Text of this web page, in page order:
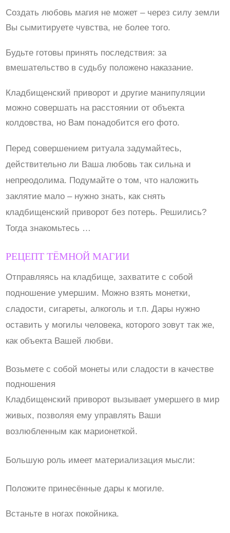
Создать любовь магия не может – через силу земли
Вы сымитируете чувства, не более того.
Будьте готовы принять последствия: за
вмешательство в судьбу положено наказание.
Кладбищенский приворот и другие манипуляции
можно совершать на расстоянии от объекта
колдовства, но Вам понадобится его фото.
Перед совершением ритуала задумайтесь,
действительно ли Ваша любовь так сильна и
непреодолима. Подумайте о том, что наложить
заклятие мало – нужно знать, как снять
кладбищенский приворот без потерь. Решились?
Тогда знакомьтесь …
РЕЦЕПТ ТЁМНОЙ МАГИИ
Отправляясь на кладбище, захватите с собой
подношение умершим. Можно взять монетки,
сладости, сигареты, алкоголь и т.п. Дары нужно
оставить у могилы человека, которого зовут так же,
как объекта Вашей любви.
Возьмете с собой монеты или сладости в качестве
подношения
Кладбищенский приворот вызывает умершего в мир
живых, позволяя ему управлять Ваши
возлюбленным как марионеткой.
Большую роль имеет материализация мысли:
Положите принесённые дары к могиле.
Встаньте в ногах покойника.